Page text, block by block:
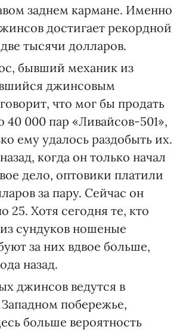
заднем кармане. Именно
достигает рекордной
тысячи долларов.
бывший механик из
джинсовым
что мог бы продать
40 000 пар «Ливайсов-501»,
ему удалось раздобыть их.
когда он только начал
дело, оптовики платили
за пару. Сейчас он
25. Хотя сегодня те, кто
сундуков ношеные
за них вдвое больше,
назад.
джинсов ведутся в
побережье,
больше вероятность